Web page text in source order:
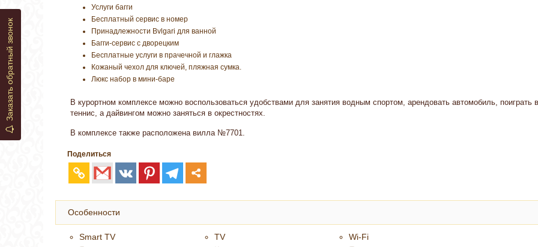
Услуги багги
Бесплатный сервис в номер
Принадлежности Bvlgari для ванной
Багги-сервис с дворецким
Бесплатные услуги в прачечной и глажка
Кожаный чехол для ключей, пляжная сумка.
Люкс набор в мини-баре
В курортном комплексе можно воспользоваться удобствами для занятия водным спортом, арендовать автомобиль, поиграть в
теннис, а дайвингом можно заняться в окрестностях.
В комплексе также расположена вилла №7701.
Поделиться
Особенности
Smart TV TV
Wi-Fi
Заказать обратный звонок